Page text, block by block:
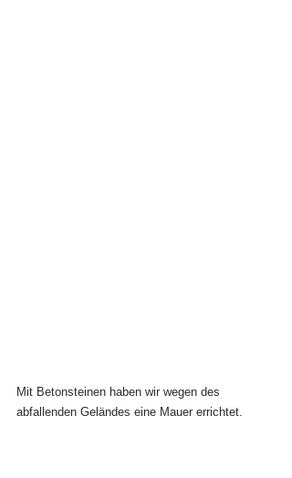
Mit Betonsteinen haben wir wegen des
abfallenden Geländes eine Mauer errichtet.